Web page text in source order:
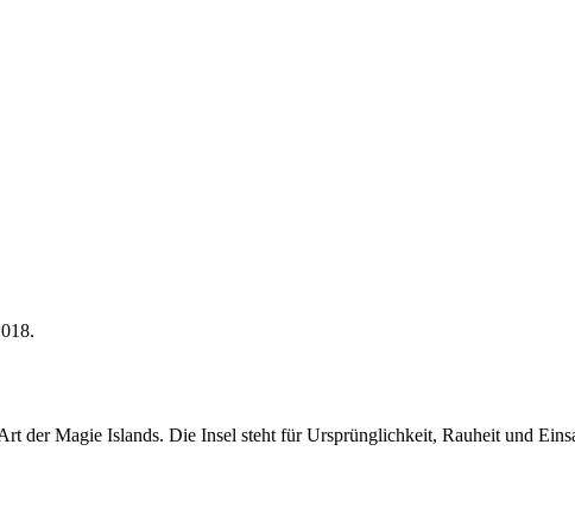
der Magie Islands. Die Insel steht für Ursprünglichkeit, Rauheit und